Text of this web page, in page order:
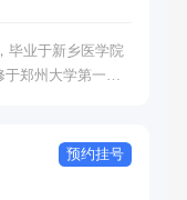
郑州大学第一附
齿修复，牙齿美容
预约挂号